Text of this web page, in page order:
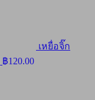
เหยื่อจิ๊ก
฿120.00